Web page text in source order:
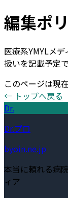
編集ポ
医療系YMYLメ
扱いを記載予定で
このページは現
← トップへ戻る
Dr.
Dr.プロ
byoin.ne.jp
本当に頼れる病
ィア